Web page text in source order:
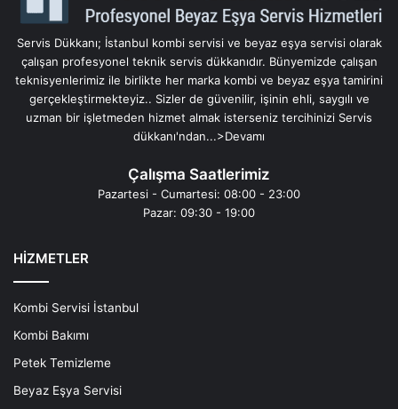
Servis Dükkanı; İstanbul kombi servisi ve beyaz eşya servisi olarak
çalışan profesyonel teknik servis dükkanıdır. Bünyemizde çalışan
teknisyenlerimiz ile birlikte her marka kombi ve beyaz eşya tamirini
gerçekleştirmekteyiz.. Sizler de güvenilir, işinin ehli, saygılı ve
uzman bir işletmeden hizmet almak isterseniz tercihinizi Servis
dükkanı'ndan...>Devamı
Çalışma Saatlerimiz
Pazartesi - Cumartesi: 08:00 - 23:00
Pazar: 09:30 - 19:00
HİZMETLER
Kombi Servisi İstanbul
Kombi Bakımı
Petek Temizleme
Beyaz Eşya Servisi